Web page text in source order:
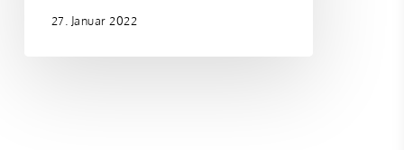
27. Januar 2022